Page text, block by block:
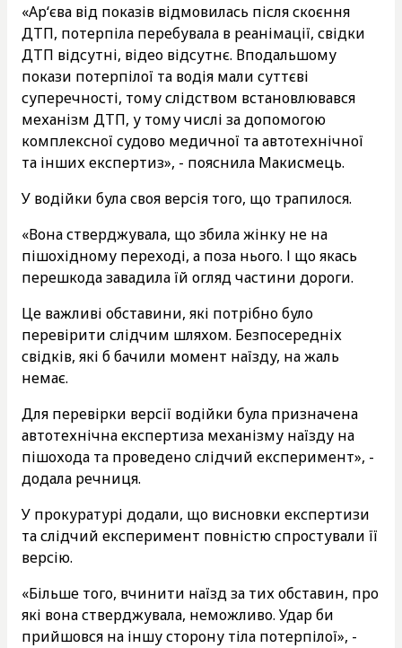
«Ар‘єва від показів відмовилась після скоєння
ДТП, потерпіла перебувала в реанімації, свідки
ДТП відсутні, відео відсутнє. Вподальшому
покази потерпілої та водія мали суттєві
суперечності, тому слідством встановлювався
механізм ДТП, у тому числі за допомогою
комплексної судово медичної та автотехнічної
та інших експертиз», - пояснила Макисмець.
У водійки була своя версія того, що трапилося.
«Вона стверджувала, що збила жінку не на
пішохідному переході, а поза нього. І що якась
перешкода завадила їй огляд частини дороги.
Це важливі обставини, які потрібно було
перевірити слідчим шляхом. Безпосередніх
свідків, які б бачили момент наїзду, на жаль
немає.
Для перевірки версії водійки була призначена
автотехнічна експертиза механізму наїзду на
пішохода та проведено слідчий експеримент», -
додала речниця.
У прокуратурі додали, що висновки експертизи
та слідчий експеримент повністю спростували її
версію.
«Більше того, вчинити наїзд за тих обставин, про
які вона стверджувала, неможливо. Удар би
прийшовся на іншу сторону тіла потерпілої», -